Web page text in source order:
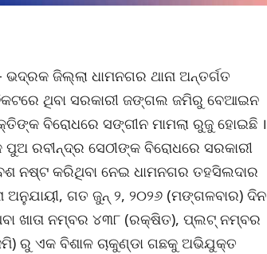
ଜିଲ୍ଲା ଧାମନଗର ଥାନା ଅନ୍ତର୍ଗତ
ଥିବା ସରକାରୀ ଜଙ୍ଗଲ ଜମିରୁ ବେଆଇନ
ବିରୋଧରେ ସଙ୍ଗୀନ ମାମଲା ରୁଜୁ ହୋଇଛି ।
ରବୀନ୍ଦ୍ର ସେଠୀଙ୍କ ବିରୋଧରେ ସରକାରୀ
ନଷ୍ଟ କରିଥିବା ନେଇ ଧାମନଗର ତହସିଲଦାର
ଗତ ଜୁନ୍ ୨, ୨୦୨୬ (ମଙ୍ଗଳବାର) ଦିନ
ଖାତା ନମ୍ବର ୪୩୮ (ରକ୍ଷିତ), ପ୍ଲଟ୍ ନମ୍ବର
ରୁ ଏକ ବିଶାଳ ଚାକୁଣ୍ଡା ଗଛକୁ ଅଭିଯୁକ୍ତ